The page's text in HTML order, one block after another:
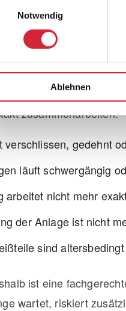
Notwendig
Ablehnen
Wintergarten Markise
meist nicht an einem
einem
Bauteile greifen
zusammenarbeiten.
verschlissen, gedehnt
läuft schwergängig
arbeitet nicht mehr
der Anlage ist nicht
sind
ist eine
wartet, riskiert